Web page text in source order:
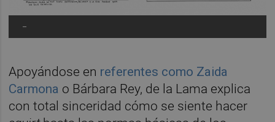
-
Apoyándose en referentes como Zaida
Carmona o Bárbara Rey, de la Lama explica
con total sinceridad cómo se siente hacer